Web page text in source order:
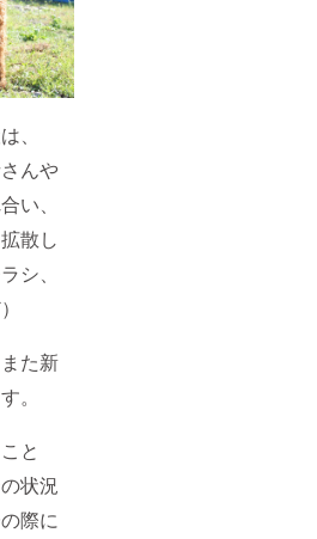
、
んや
い、
散し
シ、
た新
。
と
状況
際に